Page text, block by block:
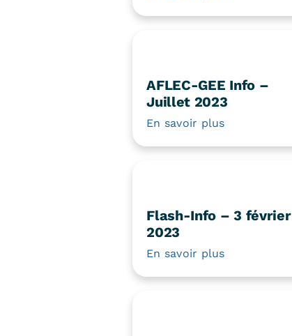
AFLEC-GEE Info –
Juillet 2023
En savoir plus
Flash-Info – 3 février
2023
En savoir plus